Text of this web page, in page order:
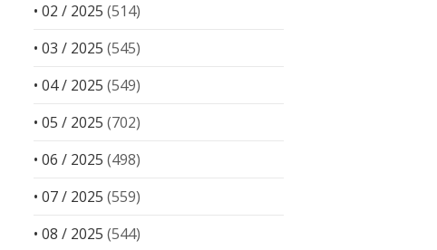
• 02 / 2025 (514)
• 03 / 2025 (545)
• 04 / 2025 (549)
• 05 / 2025 (702)
• 06 / 2025 (498)
• 07 / 2025 (559)
• 08 / 2025 (544)